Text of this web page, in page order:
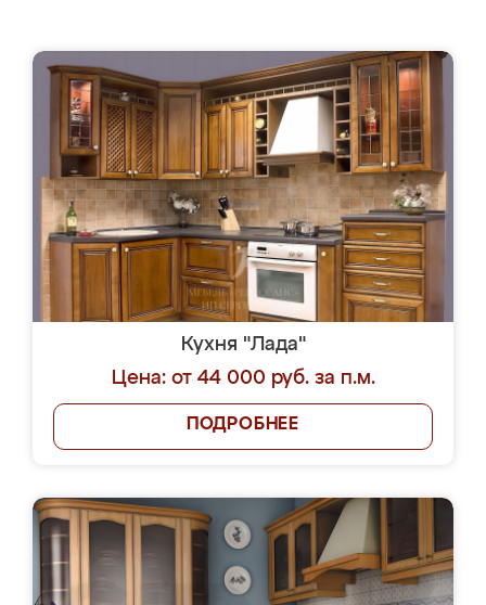
Кухня "Лада"
Цена: от 44 000 руб. за п.м.
ПОДРОБНЕЕ